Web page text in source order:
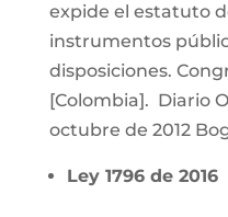
expide el estatuto
instrumentos
disposiciones.
[Colombia]. Diario
octubre de 2012
Ley 1796 de 2016